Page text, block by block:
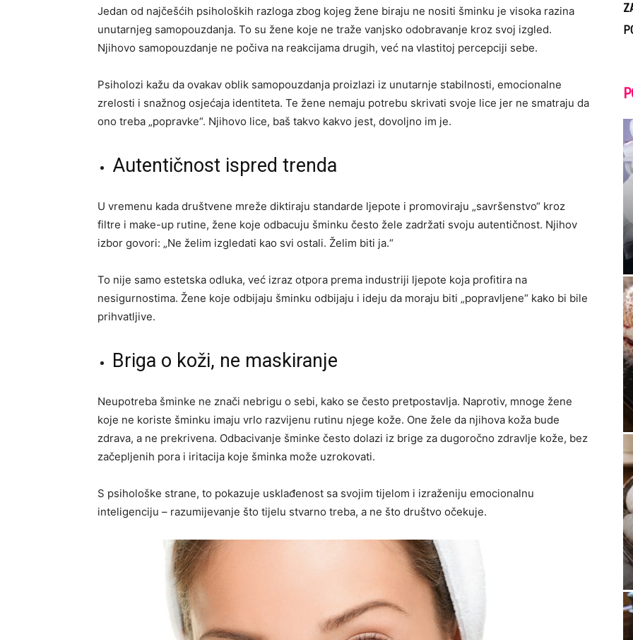
Jedan od najčešćih psiholoških razloga zbog kojeg žene biraju ne nositi šminku je visoka razina
unutarnjeg samopouzdanja. To su žene koje ne traže vanjsko odobravanje kroz svoj izgled.
Njihovo samopouzdanje ne počiva na reakcijama drugih, već na vlastitoj percepciji sebe.
Psiholozi kažu da ovakav oblik samopouzdanja proizlazi iz unutarnje stabilnosti, emocionalne
zrelosti i snažnog osjećaja identiteta. Te žene nemaju potrebu skrivati svoje lice jer ne smatraju da
ono treba „popravke“. Njihovo lice, baš takvo kakvo jest, dovoljno im je.
Autentičnost ispred trenda
U vremenu kada društvene mreže diktiraju standarde ljepote i promoviraju „savršenstvo“ kroz
filtre i make-up rutine, žene koje odbacuju šminku često žele zadržati svoju autentičnost. Njihov
izbor govori: „Ne želim izgledati kao svi ostali. Želim biti ja.“
To nije samo estetska odluka, već izraz otpora prema industriji ljepote koja profitira na
nesigurnostima. Žene koje odbijaju šminku odbijaju i ideju da moraju biti „popravljene“ kako bi bile
prihvatljive.
Briga o koži, ne maskiranje
Neupotreba šminke ne znači nebrigu o sebi, kako se često pretpostavlja. Naprotiv, mnoge žene
koje ne koriste šminku imaju vrlo razvijenu rutinu njege kože. One žele da njihova koža bude
zdrava, a ne prekrivena. Odbacivanje šminke često dolazi iz brige za dugoročno zdravlje kože, bez
začepljenih pora i iritacija koje šminka može uzrokovati.
S psihološke strane, to pokazuje usklađenost sa svojim tijelom i izraženiju emocionalnu
inteligenciju – razumijevanje što tijelu stvarno treba, a ne što društvo očekuje.